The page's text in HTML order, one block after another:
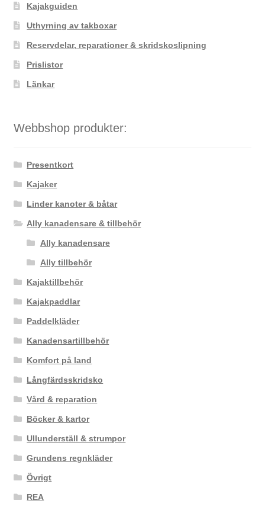
Kajakguiden
Uthyrning av takboxar
Reservdelar, reparationer & skridskoslipning
Prislistor
Länkar
Webbshop produkter:
Presentkort
Kajaker
Linder kanoter & båtar
Ally kanadensare & tillbehör
Ally kanadensare
Ally tillbehör
Kajaktillbehör
Kajakpaddlar
Paddelkläder
Kanadensartillbehör
Komfort på land
Långfärdsskridsko
Vård & reparation
Böcker & kartor
Ullunderställ & strumpor
Grundens regnkläder
Övrigt
REA